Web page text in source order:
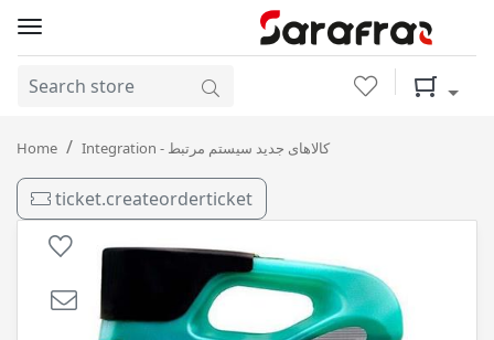
Wishlist
Home Integration - کالاهای جدید سیستم مرتبط
MAX3 20-50 SL 4.5L الیستر / 4
ticket.createorderticket